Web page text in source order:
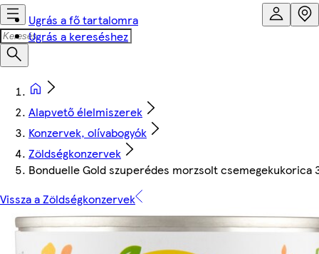
Ugrás a fő tartalomra
Ugrás a kereséshez
Alapvető élelmiszerek
Konzervek, olívabogyók
Zöldségkonzervek
Bonduelle Gold szuperédes morzsolt csemegekukorica
Vissza a Zöldségkonzervek